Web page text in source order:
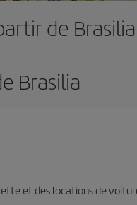
de Brasilia
Brasilia
et des locations de